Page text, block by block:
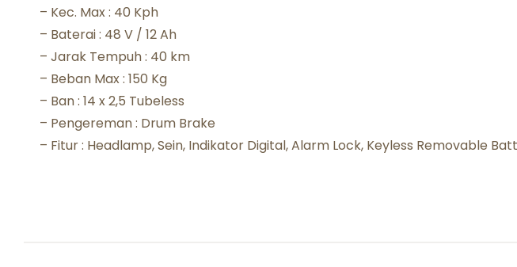
– Kec. Max : 40 Kph
– Baterai : 48 V / 12 Ah
– Jarak Tempuh : 40 km
– Beban Max : 150 Kg
– Ban : 14 x 2,5 Tubeless
– Pengereman : Drum Brake
– Fitur : Headlamp, Sein, Indikator Digital, Alarm Lock, Keyless Removable Batt